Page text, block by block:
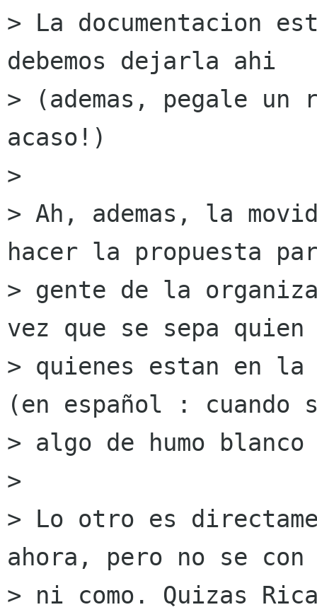
> La documentacion
debemos dejarla ahi
> (ademas, pegale
acaso!)
>
> Ah, ademas, la
hacer la propuesta
> gente de la
vez que se sepa quien
> quienes estan en
(en español : cuando
> algo de humo
>
> Lo otro es
ahora, pero no se con
> ni como. Quizas